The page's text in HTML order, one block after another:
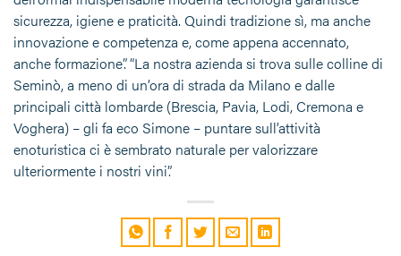
sicurezza, igiene e praticità. Quindi tradizione sì, ma anche
innovazione e competenza e, come appena accennato,
anche formazione”. “La nostra azienda si trova sulle colline di
Seminò, a meno di un’ora di strada da Milano e dalle
principali città lombarde (Brescia, Pavia, Lodi, Cremona e
Voghera) – gli fa eco Simone – puntare sull’attività
enoturistica ci è sembrato naturale per valorizzare
ulteriormente i nostri vini”.